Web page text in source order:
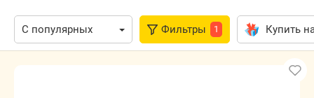
Фильтры 1 Купить